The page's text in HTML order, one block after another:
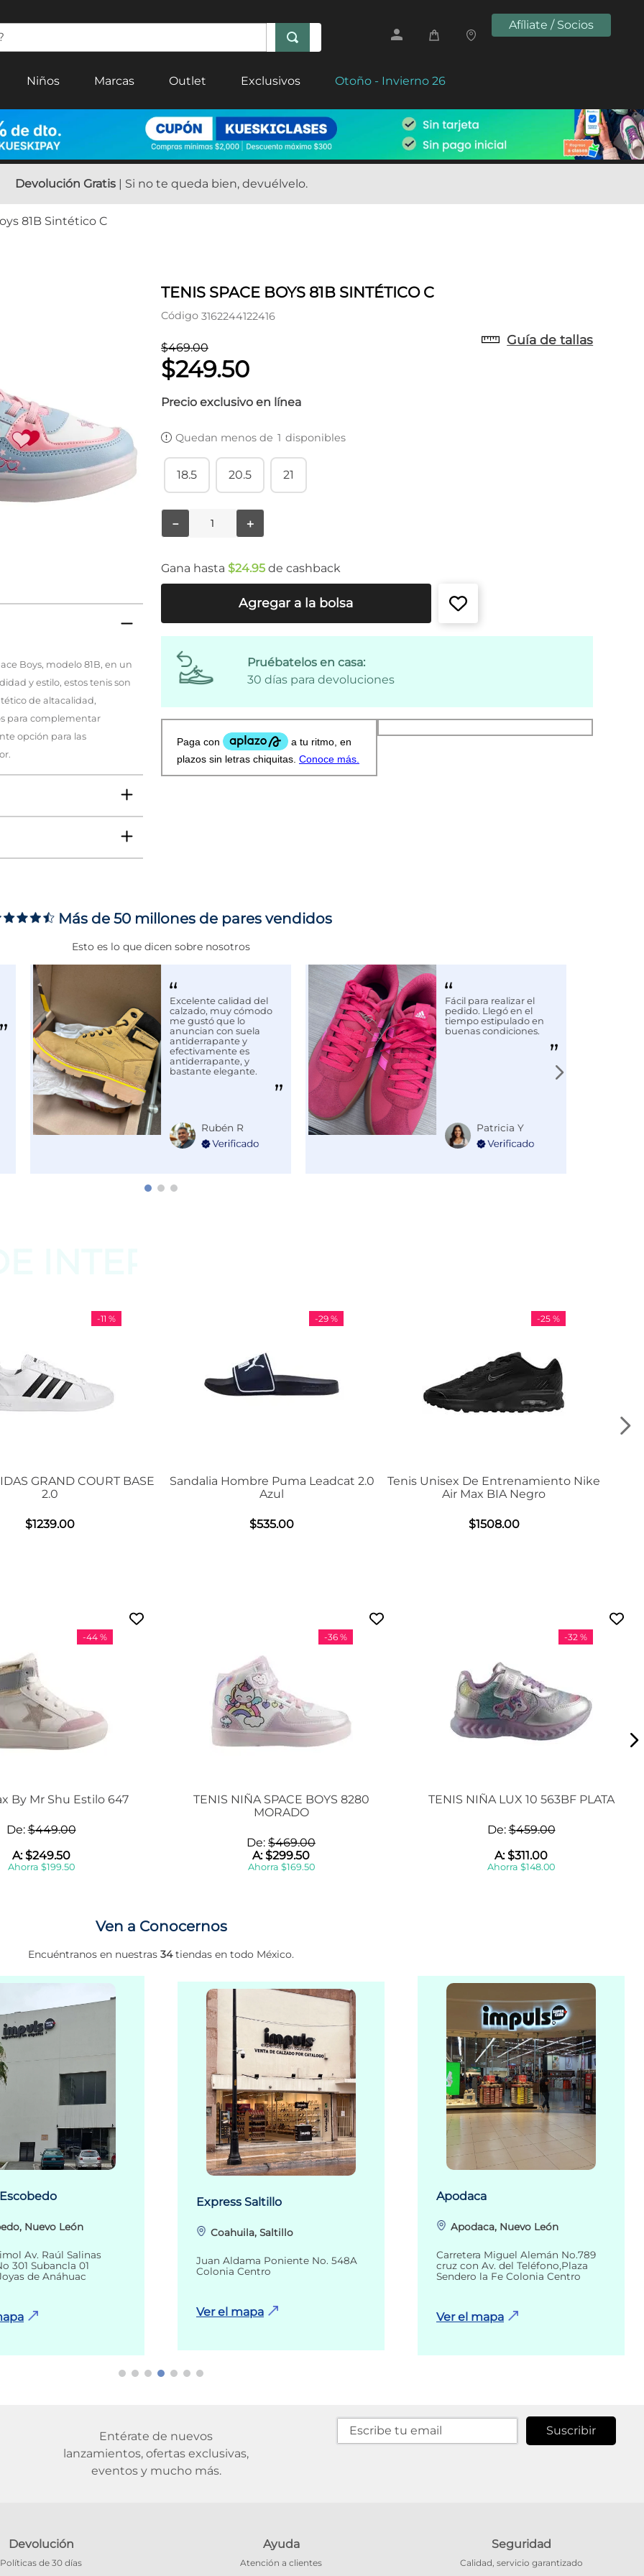
Afíliate / Socios
Niños Marcas Outlet Exclusivos Otoño - Invierno 26
Devolución Gratis| Si no te queda bien, devuélvelo.
81B Sintético C
Boys, modelo 81B, en un
y estilo, estos tenis son
de altacalidad,
para complementar
opción para las
LUCES
TENIS SPACE BOYS 81B SINTÉTICO C
Código 3162244122416
$469.00
$249.50
Precio exclusivo en línea
Guía de tallas
Quedan menos de 1 disponibles
18.5 20.5 21
＋
－
Gana hasta $24.95 de cashback
Agregar a la bolsa
Pruébatelos en casa:
30 días para devoluciones
Más de 50 millones de pares vendidos
Esto es lo que dicen sobre nosotros
Excelente calidad del
calzado, muy cómodo
me gustó que lo
anuncian con suela
antiderrapante y
efectivamente es
antiderrapante, y
bastante elegante.
Rubén R
Fácil para realizar el
pedido. Llegó en el
tiempo estipulado en
buenas condiciones.
Patricia Y
Hombre Puma Leadcat 2.0
$535
Tenis Unisex De Entrenamiento Nike
Air Max BIA Negro
$1508
Tenis Adidas VL Court 3.0
-44 %
By Mr Shu Estilo 647
De:$449.00
A:$249.50
Ahorra $199.50
-36 %
TENIS NIÑA SPACE BOYS 8280
MORADO
De: $469.00
A:$299.50
Ahorra $169.50
-32 %
TENIS NIÑA LUX 10 563BF PLATA
De:$459.00
A:$311.00
Ahorra $148.00
Ven a Conocernos
Encuéntranos en nuestras 34tiendas en todo México.
Nuevo León
Av. Raúl Salinas
301 Subancla 01
de Anáhuac
Express Saltillo
Coahuila, Saltillo
Juan Aldama Poniente No. 548A
Colonia Centro
Ver el mapa
Apodaca
Apodaca, Nuevo León
Carretera Miguel Alemán No.789
cruz con Av. del Teléfono,Plaza
Sendero la Fe Colonia Centro
Ver el mapa
Entérate de nuevos
lanzamientos, ofertas exclusivas,
eventos y mucho más.
Suscribir
Devolución
Políticas de 30 días
Ayuda
Atención a clientes
Seguridad
Calidad, servicio garantizado